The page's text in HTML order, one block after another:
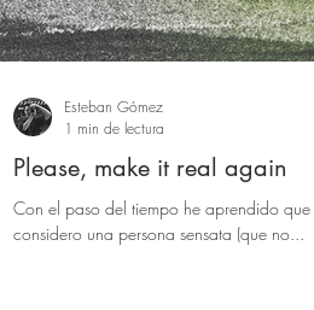
Please, make it real again
Con el paso del tiempo he aprendido que
considero una persona sensata (que no...
Esteban Gómez
1 min de lectura